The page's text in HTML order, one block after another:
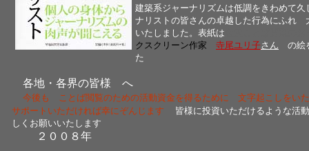
建築系ジャーナリズムは低調をきわめて
ナリストの皆さんの卓越した行為にふれ
いたしました。表紙は
クスクリーン作家 寺尾ユリ子さん
の絵
た
各地・各界の皆様 へ
今後も ことば閲覧のための活動資金を得るために 文字起こしをい
サポートいただければ幸にぞんじます
皆様に投資いただけるような活
しくお願いいたします
２００８年